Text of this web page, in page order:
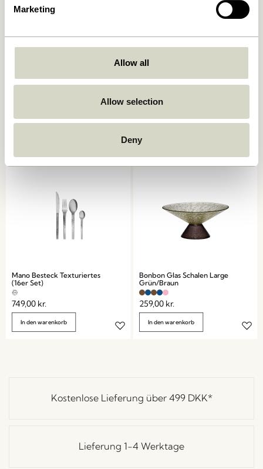
Marketing
Allow all
Allow selection
Deny
1.299,00
Mano Besteck Texturiertes
(16er Set)
749,00 kr.
In den warenkorb
Bonbon Glas Schalen Large
Grün/Braun
259,00 kr.
In den warenkorb
Kostenlose Lieferung über 499 DKK*
Lieferung 1-4 Werktage